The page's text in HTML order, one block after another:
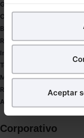
analíticospara
nuestra página
para poder
¿Qué puedes
en la web sea
Puedesaceptar
Aceptar
Gestión de despachos
Compliance
Buenas Prácticas
RGPD
Innovación
Tesauro
Mapa web
Redirect sitemap
Autores de El Derecho
Corporativo